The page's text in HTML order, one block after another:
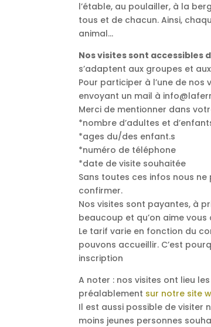
l’étable, au poulailler, à la
tous et de chacun. Ainsi,
animal…
Nos visites sont accessibles
s’adaptent aux groupes et
Pour participer à l’une de
envoyant un mail à
Merci de mentionner dans
*nombre d’adultes et
*ages du/des enfant.s
*numéro de téléphone
*date de visite souhaitée
Sans toutes ces infos nous
confirmer.
Nos visites sont payantes, à
beaucoup et qu’on aime vous
Le tarif varie en fonction du
pouvons accueillir. C’est
inscription
A noter : nos visites ont lieu
préalablement sur notre site
Il est aussi possible de visiter
moins jeunes personnes